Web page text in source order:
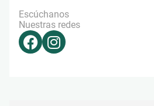
Escúchanos
Nuestras redes